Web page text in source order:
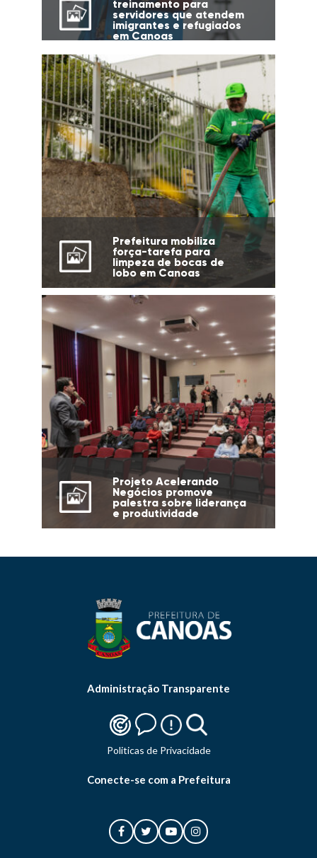
treinamento para
servidores que atendem
imigrantes e refugiados
em Canoas
Prefeitura mobiliza
força-tarefa para
limpeza de bocas de
lobo em Canoas
Projeto Acelerando
Negócios promove
palestra sobre liderança
e produtividade
Administração Transparente
Politicas de Privacidade
Conecte-se com a Prefeitura